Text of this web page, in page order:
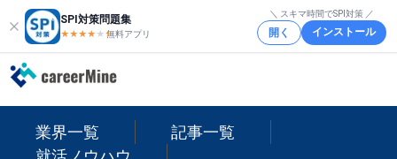
SPI対策問題集
★★★★ ★★
無料アプリ
＼ スキマ時間でSPI対策 ／
開く インストール
業界一覧
記事一覧